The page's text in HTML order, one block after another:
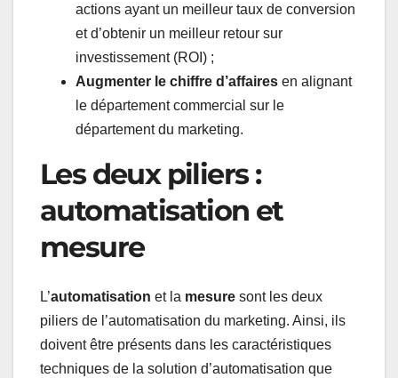
actions ayant un meilleur taux de conversion
et d’obtenir un meilleur retour sur
investissement (ROI) ;
Augmenter le chiffre d’affaires en alignant
le département commercial sur le
département du marketing.
Les deux piliers :
automatisation et
mesure
L’automatisation et la mesure sont les deux
piliers de l’automatisation du marketing. Ainsi, ils
doivent être présents dans les caractéristiques
techniques de la solution d’automatisation que